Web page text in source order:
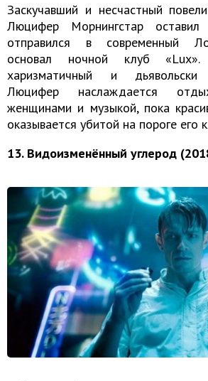
Заскучавший и несчастный
Люцифер Морнингстар
отправился в современный
основал ночной клуб «Lux».
харизматичный и дьявольски
Люцифер наслаждается
женщинами и музыкой, пока
оказывается убитой на пороге его
13. Видоизменённый углерод